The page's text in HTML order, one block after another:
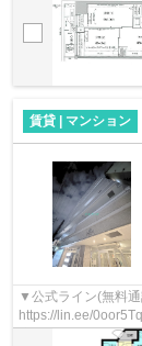
賃貸 | マンション
▼公式ライン(無料
https://lin.ee/
応可能になります▼